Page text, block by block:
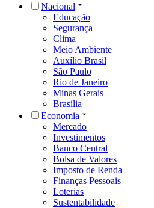
Nacional
Educação
Segurança
Clima
Meio Ambiente
Auxílio Brasil
São Paulo
Rio de Janeiro
Minas Gerais
Brasília
Economia
Mercado
Investimentos
Banco Central
Bolsa de Valores
Imposto de Renda
Finanças Pessoais
Loterias
Sustentabilidade